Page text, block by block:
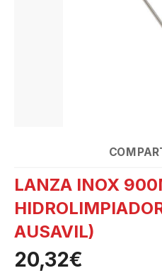
LANZA INOX
AUSAVIL)
20,32€